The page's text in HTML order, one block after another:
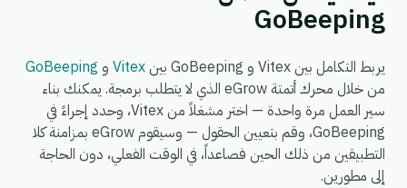
GoBeeping
يربط التكامل بين Vitex و GoBeeping بين Vitex و GoBeeping
من خلال محرك أتمتة eGrow الذي لا يتطلب برمجة. يمكنك بناء
سير العمل مرة واحدة — اختر مشغلاً من Vitex، وحدد إجراءً في
GoBeeping، وقم بتعيين الحقول — وسيقوم eGrow بمزامنة كلا
التطبيقين من ذلك الحين فصاعداً، في الوقت الفعلي، دون الحاجة
إلى مطورين.